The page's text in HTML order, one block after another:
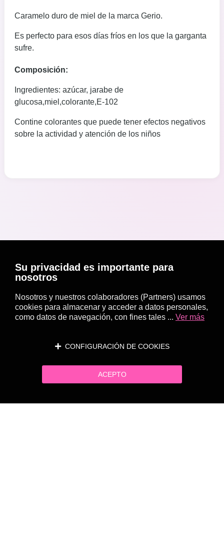
Caramelo duro de miel de la marca Gerio.
Es perfecto para esos días fríos en los que la garganta
sufre.
Composición:
Ingredientes: azúcar, jarabe de
glucosa,miel,colorante,E-102
Contine colorantes que puede tener efectos negativos
sobre la actividad y atención de los niños
Su privacidad es importante para
nosotros
Nosotros y nuestros colaboradores (Partners) usamos
cookies para almacenar y acceder a datos personales,
como datos de navegación, con fines tales ... Ver más
CONFIGURACIÓN DE COOKIES
ACEPTO